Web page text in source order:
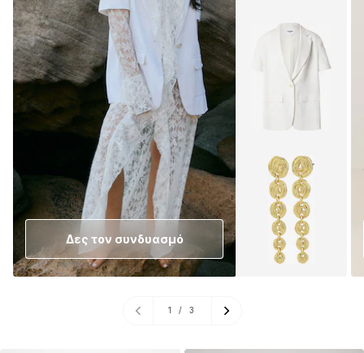
Δες τον συνδυασμό
1 / 3